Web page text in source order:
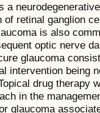
a
of retinal ganglion
is also
optic nerve
glaucoma
intervention being
drug therapy
in the
glaucoma